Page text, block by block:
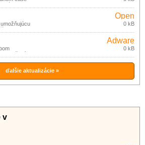
pôdy,
o spotrebe
ďalšie
zdrojov
Open
source
(gpl)
0 kB
o počasí
na
Adware
0 kB
ďalšie aktualizácie »
v